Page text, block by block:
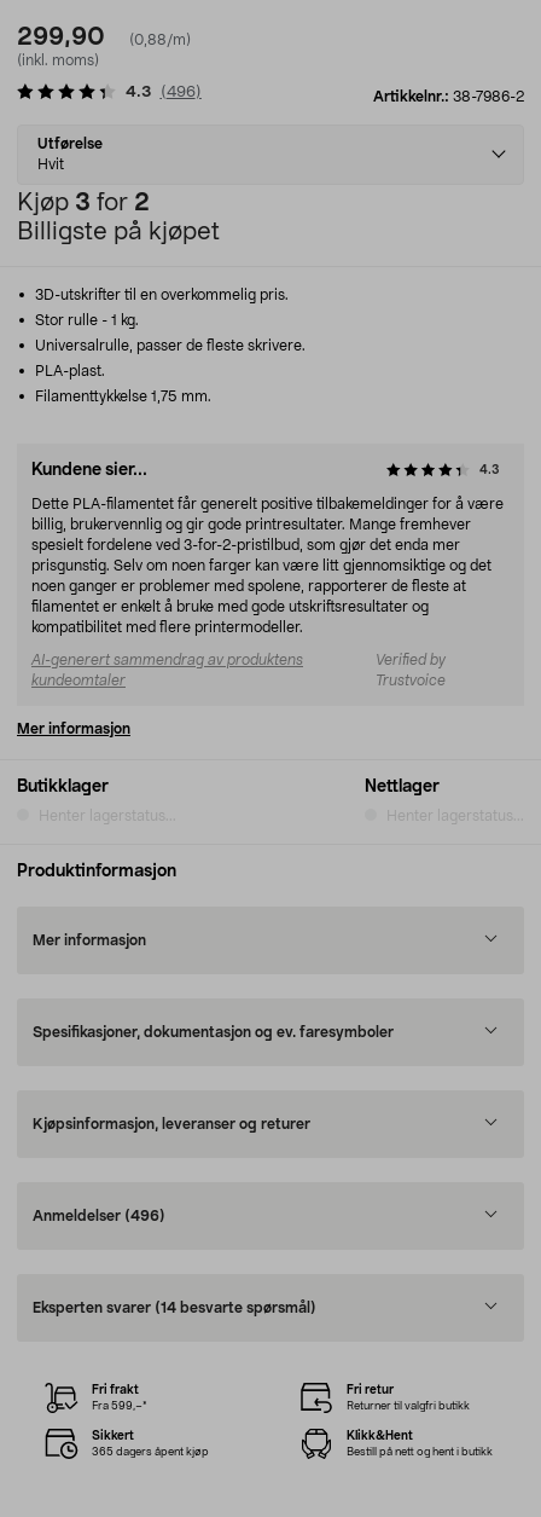
299,90
(0,88/m)
(inkl. moms)
Artikkelnr.: 38-7986-2
4.3 (496)
Select
variant
Utførelse
Hvit
Kjøp 3 for 2
Billigste på kjøpet
Butikklager
Henter lagerstatus...
Nettlager
Henter lagerstatus...
3D-utskrifter til en overkommelig pris.
Stor rulle - 1 kg.
Universalrulle, passer de fleste skrivere.
PLA-plast.
Filamenttykkelse 1,75 mm.
Kundene sier... 4.3
Dette PLA-filamentet får generelt positive tilbakemeldinger for å være
billig, brukervennlig og gir gode printresultater. Mange fremhever
spesielt fordelene ved 3-for-2-pristilbud, som gjør det enda mer
prisgunstig. Selv om noen farger kan være litt gjennomsiktige og det
noen ganger er problemer med spolene, rapporterer de fleste at
filamentet er enkelt å bruke med gode utskriftsresultater og
kompatibilitet med flere printermodeller.
AI-generert sammendrag av produktens
kundeomtaler
Verified by
Trustvoice
Mer informasjon
Produktinformasjon
Mer informasjon
Spesifikasjoner, dokumentasjon og ev. faresymboler
Kjøpsinformasjon, leveranser og returer
Anmeldelser (496)
Eksperten svarer (14 besvarte spørsmål)
Fri frakt
Fra 599,–*
Fri retur
Returner til valgfri butikk
Sikkert
365 dagers åpent kjøp
Klikk&Hent
Bestill på nett og hent i butikk